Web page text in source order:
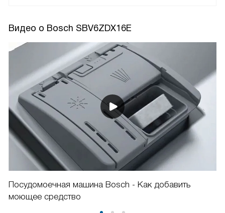
Видео о Bosch SBV6ZDX16E
Посудомоечная машина Bosch - Как добавить
моющее средство